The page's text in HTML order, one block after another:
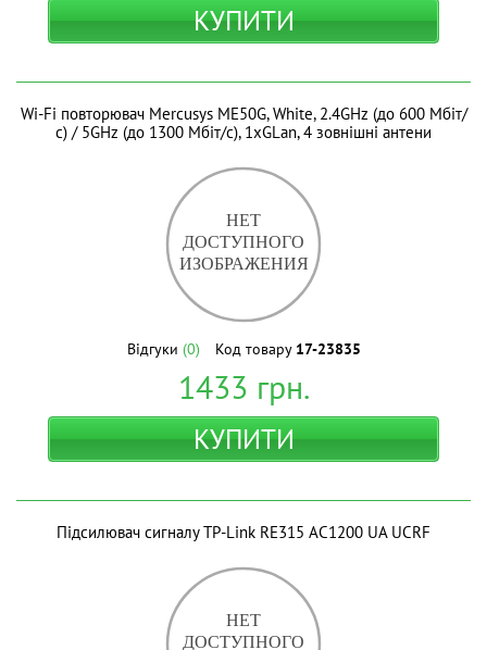
КУПИТИ
Wi-Fi повторювач Mercusys ME50G, White, 2.4GHz (до 600 Мбіт/
с) / 5GHz (до 1300 Мбіт/с), 1xGLan, 4 зовнішні антени
Відгуки (0) Код товару 17-23835
1433 грн.
КУПИТИ
Підсилювач сигналу TP-Link RE315 AC1200 UA UCRF